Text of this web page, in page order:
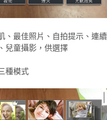
、最佳照片、自拍提示、連續
兒童攝影，供選擇
種模式